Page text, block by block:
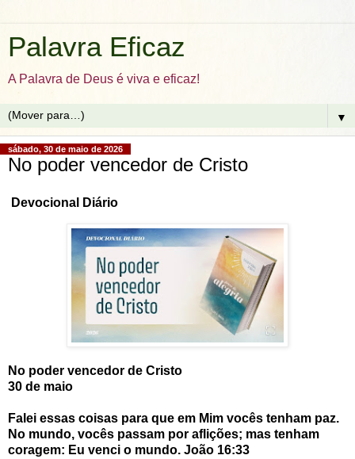
Palavra Eficaz
A Palavra de Deus é viva e eficaz!
▼
sábado, 30 de maio de 2026
No poder vencedor de Cristo
Devocional Diário
No poder vencedor de Cristo
30 de maio
Falei essas coisas para que em Mim vocês tenham paz.
No mundo, vocês passam por aflições; mas tenham
coragem: Eu venci o mundo. João 16:33